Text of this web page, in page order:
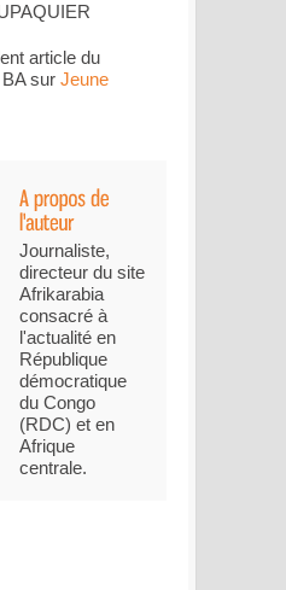
article du
sur Jeune
Journaliste,
directeur du site
Afrikarabia
consacré à
l'actualité en
République
démocratique
du Congo
(RDC) et en
Afrique
centrale.